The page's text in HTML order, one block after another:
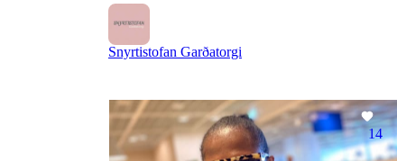
Snyrtistofan Garðatorgi
14